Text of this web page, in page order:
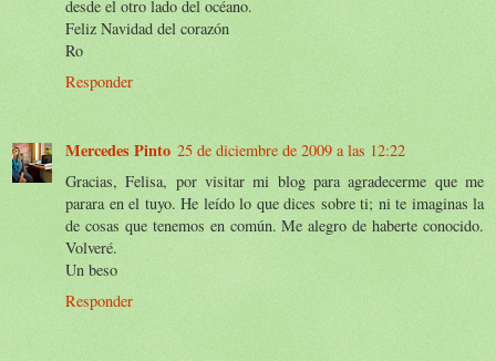
desde el otro lado del océano.
Feliz Navidad del corazón
Ro
Responder
Mercedes Pinto 25 de diciembre de 2009 a las 12:22
Gracias, Felisa, por visitar mi blog para agradecerme que me
parara en el tuyo. He leído lo que dices sobre ti; ni te imaginas la
de cosas que tenemos en común. Me alegro de haberte conocido.
Volveré.
Un beso
Responder